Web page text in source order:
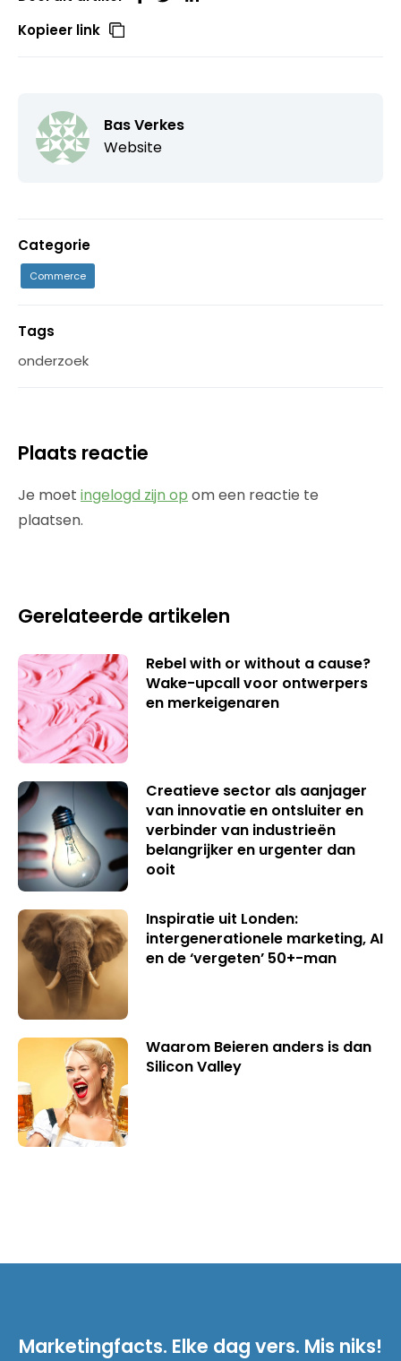
Kopieer link
Bas Verkes
Website
Categorie
Commerce
Tags
onderzoek
Plaats reactie
Je moet ingelogd zijn op om een reactie te
plaatsen.
Gerelateerde artikelen
Rebel with or without a cause?
Wake-upcall voor ontwerpers
en merkeigenaren
Creatieve sector als aanjager
van innovatie en ontsluiter en
verbinder van industrieën
belangrijker en urgenter dan
ooit
Inspiratie uit Londen:
intergenerationele marketing, AI
en de ‘vergeten’ 50+-man
Waarom Beieren anders is dan
Silicon Valley
Marketingfacts. Elke dag vers. Mis niks!